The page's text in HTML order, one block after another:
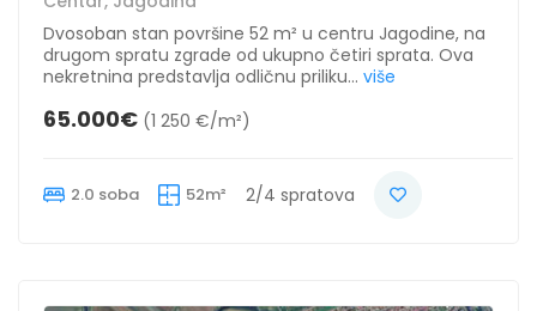
Dvosoban stan površine 52 m² u centru Jagodine, na
drugom spratu zgrade od ukupno četiri sprata. Ova
nekretnina predstavlja odličnu priliku... više
65.000€ (1 250 €/m²)
2.0 soba 52m² 2/4 spratova